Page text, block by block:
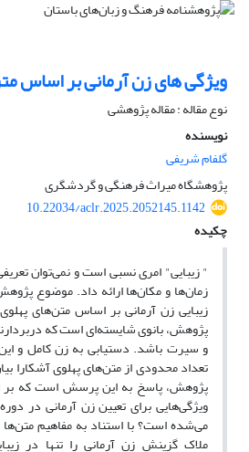
ویژگی های زن آرمانی بر اساس
نوع مقاله : مقاله پژوهشی
نویسنده
گلفام شریفی
پژوهشگاه میراث فرهنگی و گردشگری
10.22034/aclr.2025.2052145.1142
چکیده
" زیبایی‌" امری نسبی است و نمی‌توان
زمان‌ها و مکان‌ها‌ ارائه داد. موضوع
زیبایی زن آرمانی بر اساس متن‌های
پژوهش، بانوی شایسته‌ای است که
و سیرت باشد. دستیابی به زن کامل و
تعداد محدودی از متن‌های پهلوی آشکارا
پژوهش، پاسخ به این پرسش است که
ویژگی‌هایی برای تعیین زن آرمانی در
می‌‌شده است؟ با استناد به مفاهیم متن‌ها
ملاک گزینش زن آرمانی را تنها در